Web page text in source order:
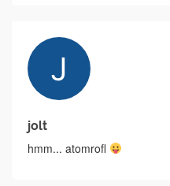
jolt
hmm... atomrofl